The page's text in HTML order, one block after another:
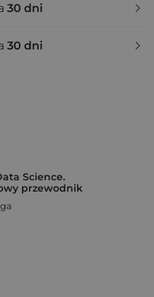
30 dni
30 dni
Science.
przewodnik